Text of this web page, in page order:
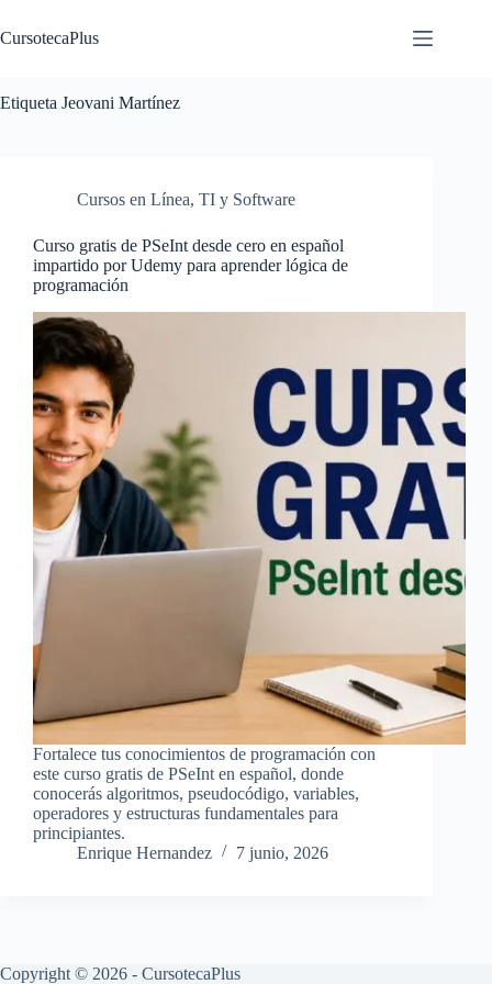
al
contenido
CursotecaPlus
Etiqueta Jeovani Martínez
Cursos en Línea, TI y Software
Curso gratis de PSeInt desde cero en español
impartido por Udemy para aprender lógica de
programación
Fortalece tus conocimientos de programación con
este curso gratis de PSeInt en español, donde
conocerás algoritmos, pseudocódigo, variables,
operadores y estructuras fundamentales para
principiantes.
Enrique Hernandez
7 junio, 2026
Copyright © 2026 - CursotecaPlus